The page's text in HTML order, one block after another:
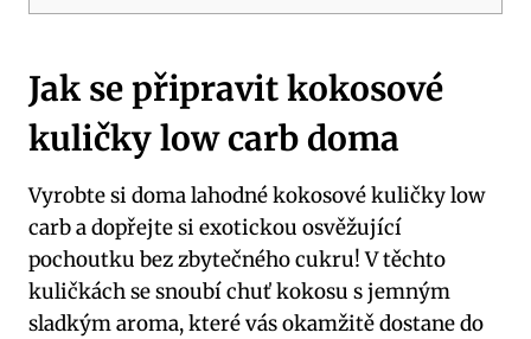
Jak se připravit kokosové
kuličky low carb doma
Vyrobte si doma lahodné kokosové kuličky low
carb a dopřejte si exotickou osvěžující
pochoutku bez zbytečného cukru! V těchto
kuličkách se snoubí chuť kokosu s jemným
sladkým aroma, které vás okamžitě dostane do